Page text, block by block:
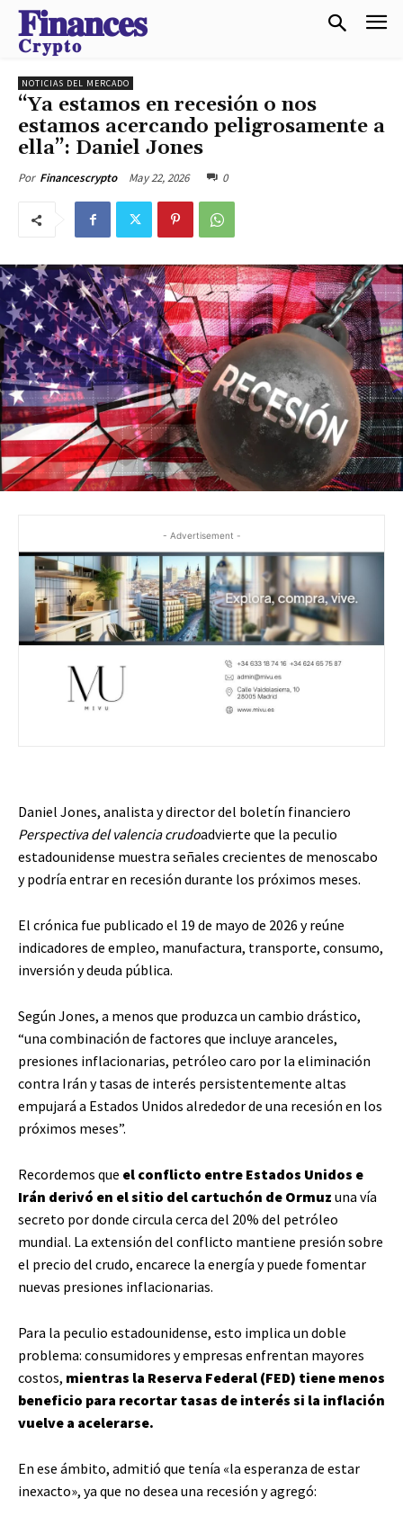
𝐅𝐢𝐧𝐚𝐧𝐜𝐞𝐬
𝐂𝐫𝐲𝐩𝐭𝐨
NOTICIAS DEL MERCADO
“Ya estamos en recesión o nos
estamos acercando peligrosamente a
ella”: Daniel Jones
Por Financescrypto May 22, 2026 0
- Advertisement -
Daniel Jones, analista y director del boletín financiero
Perspectiva del valencia crudoadvierte que la peculio
estadounidense muestra señales crecientes de menoscabo
y podría entrar en recesión durante los próximos meses.
El crónica fue publicado el 19 de mayo de 2026 y reúne
indicadores de empleo, manufactura, transporte, consumo,
inversión y deuda pública.
Según Jones, a menos que produzca un cambio drástico,
“una combinación de factores que incluye aranceles,
presiones inflacionarias, petróleo caro por la eliminación
contra Irán y tasas de interés persistentemente altas
empujará a Estados Unidos alrededor de una recesión en los
próximos meses”.
Recordemos que el conflicto entre Estados Unidos e
Irán derivó en el sitio del cartuchón de Ormuz una vía
secreto por donde circula cerca del 20% del petróleo
mundial. La extensión del conflicto mantiene presión sobre
el precio del crudo, encarece la energía y puede fomentar
nuevas presiones inflacionarias.
Para la peculio estadounidense, esto implica un doble
problema: consumidores y empresas enfrentan mayores
costos, mientras la Reserva Federal (FED) tiene menos
beneficio para recortar tasas de interés si la inflación
vuelve a acelerarse.
En ese ámbito, admitió que tenía «la esperanza de estar
inexacto», ya que no desea una recesión y agregó: